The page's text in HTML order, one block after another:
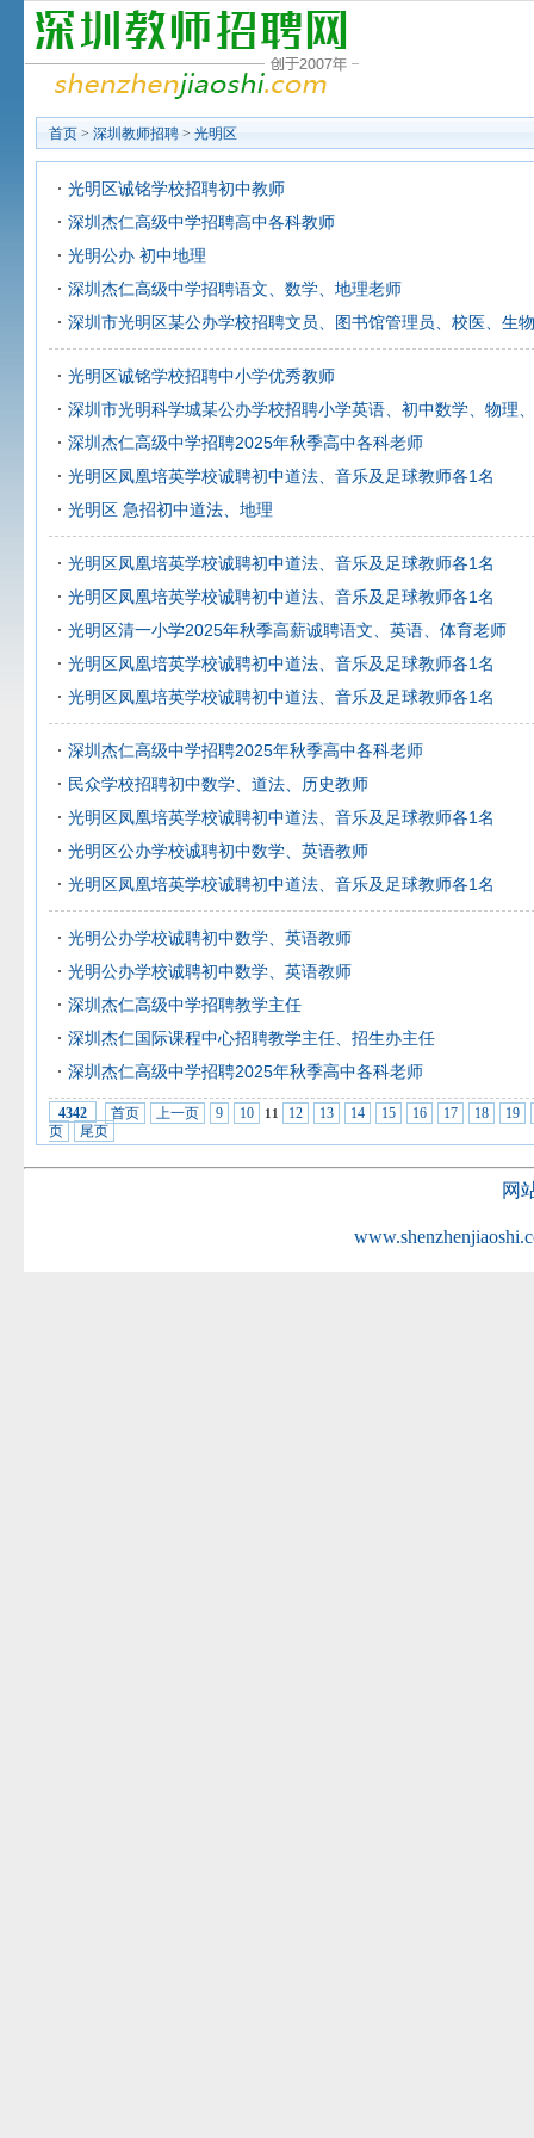
首页 > 深圳教师招聘 > 光明区
光明区诚铭学校招聘初中教师
深圳杰仁高级中学招聘高中各科教师
光明公办 初中地理
深圳杰仁高级中学招聘语文、数学、地理老师
深圳市光明区某公办学校招聘文员、图书馆管理员、校医、生
光明区诚铭学校招聘中小学优秀教师
深圳市光明科学城某公办学校招聘小学英语、初中数学、物理
深圳杰仁高级中学招聘2025年秋季高中各科老师
光明区凤凰培英学校诚聘初中道法、音乐及足球教师各1名
光明区 急招初中道法、地理
光明区凤凰培英学校诚聘初中道法、音乐及足球教师各1名
光明区凤凰培英学校诚聘初中道法、音乐及足球教师各1名
光明区清一小学2025年秋季高薪诚聘语文、英语、体育老师
光明区凤凰培英学校诚聘初中道法、音乐及足球教师各1名
光明区凤凰培英学校诚聘初中道法、音乐及足球教师各1名
深圳杰仁高级中学招聘2025年秋季高中各科老师
民众学校招聘初中数学、道法、历史教师
光明区凤凰培英学校诚聘初中道法、音乐及足球教师各1名
光明区公办学校诚聘初中数学、英语教师
光明区凤凰培英学校诚聘初中道法、音乐及足球教师各1名
光明公办学校诚聘初中数学、英语教师
光明公办学校诚聘初中数学、英语教师
深圳杰仁高级中学招聘教学主任
深圳杰仁国际课程中心招聘教学主任、招生办主任
深圳杰仁高级中学招聘2025年秋季高中各科老师
4342 首页 上一页 9 10 11 12 13 14 15 16 17 18
19
页
尾页
网